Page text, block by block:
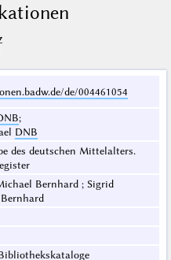
de/004461054
;
DNB
des deutschen Mittelalters.
Bernhard ; Sigrid